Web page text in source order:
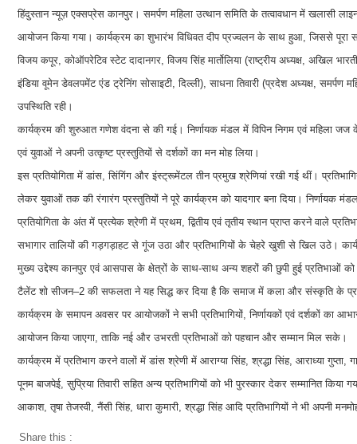
हिंदुस्तान न्यूज़ एक्सप्रेस कानपुर। समर्पण महिला उत्थान समिति के तत्वावधान में खलासी
आयोजन किया गया। कार्यक्रम का शुभारंभ विधिवत दीप प्रज्वलन के साथ हुआ, जिससे
विजय कपूर, कोऑपरेटिव स्टेट दादानगर, विजय सिंह मार्तोलिया (राष्ट्रीय अध्यक्ष, अखिल
इंडिया वूमेन डेवलपमेंट एंड ट्रेनिंग सोसाइटी, दिल्ली), साधना तिवारी (प्रदेश अध्यक्ष, समर्पण
उपस्थिति रही।
कार्यक्रम की शुरुआत गणेश वंदना से की गई। निर्णायक मंडल में विपिन निगम एवं महिला जज
एवं युवाओं ने अपनी उत्कृष्ट प्रस्तुतियों से दर्शकों का मन मोह लिया।
इस प्रतियोगिता में डांस, सिंगिंग और इंस्ट्रूमेंटल तीन प्रमुख श्रेणियां रखी गई थीं।
लेकर युवाओं तक की रंगारंग प्रस्तुतियों ने पूरे कार्यक्रम को यादगार बना दिया। निर्णायक
प्रतियोगिता के अंत में प्रत्येक श्रेणी में प्रथम, द्वितीय एवं तृतीय स्थान प्राप्त करने वाले
सभागार तालियों की गड़गड़ाहट से गूंज उठा और प्रतिभागियों के चेहरे खुशी से खिल उठे।
मुख्य उद्देश्य कानपुर एवं आसपास के क्षेत्रों के साथ-साथ अन्य शहरों की छुपी हुई
टैलेंट शो सीजन–2 की सफलता ने यह सिद्ध कर दिया है कि समाज में कला और संस्कृति के
कार्यक्रम के समापन अवसर पर आयोजकों ने सभी प्रतिभागियों, निर्णायकों एवं दर्शकों का
आयोजन किया जाएगा, ताकि नई और उभरती प्रतिभाओं को पहचान और सम्मान मिल सके।
कार्यक्रम में प्रतिभाग करने वालों में डांस श्रेणी में आराग्या सिंह, श्रद्धा सिंह, आराध्या
पूनम बाजपेई, सुप्रिया तिवारी सहित अन्य प्रतिभागियों को भी पुरस्कार देकर सम्मानित
आकाश, तृषा तेजस्वी, नैंसी सिंह, धारा कुमारी, श्रद्धा सिंह आदि प्रतिभागियों ने भी अपनी
Share this :